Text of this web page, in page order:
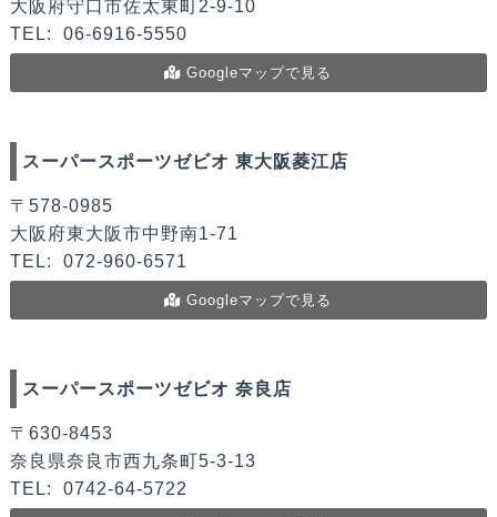
大阪府守口市佐太東町2-9-10
TEL:
06-6916-5550
Googleマップで見る
スーパースポーツゼビオ 東大阪菱江店
〒578-0985
大阪府東大阪市中野南1-71
TEL:
072-960-6571
Googleマップで見る
スーパースポーツゼビオ 奈良店
〒630-8453
奈良県奈良市西九条町5-3-13
TEL:
0742-64-5722